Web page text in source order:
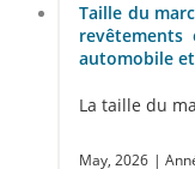
Taille du
automobile
La taille du
May, 2026 |